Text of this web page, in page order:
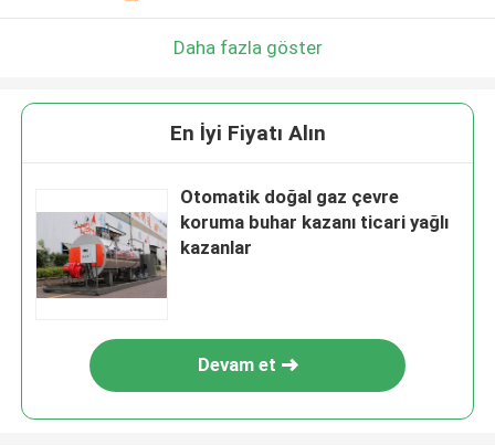
Daha fazla göster
En İyi Fiyatı Alın
Otomatik doğal gaz çevre
koruma buhar kazanı ticari yağlı
kazanlar
Devam et